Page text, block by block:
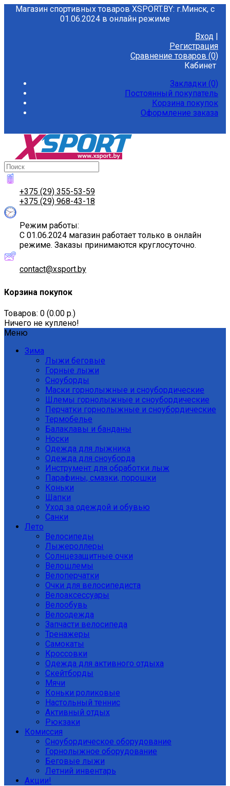
Магазин спортивных товаров XSPORT.BY: г.Минск, с
01.06.2024 в онлайн режиме
Вход |
Регистрация
Сравнение товаров (0)
Кабинет
Закладки (0)
Постоянный покупатель
Корзина покупок
Оформление заказа
+375 (29) 355-53-59
+375 (29) 968-43-18
Режим работы:
С 01.06.2024 магазин работает только в онлайн
режиме. Заказы принимаются круглосуточно.
contact@xsport.by
Корзина покупок
Товаров: 0 (0.00 р.)
Ничего не куплено!
Меню
Зима
Лыжи беговые
Горные лыжи
Сноуборды
Маски горнолыжные и сноубордические
Шлемы горнолыжные и сноубордические
Перчатки горнолыжные и сноубордические
Термобелье
Балаклавы и банданы
Носки
Одежда для лыжника
Одежда для сноуборда
Инструмент для обработки лыж
Парафины, смазки, порошки
Коньки
Шапки
Уход за одеждой и обувью
Санки
Лето
Велосипеды
Лыжероллеры
Солнцезащитные очки
Велошлемы
Велоперчатки
Очки для велосипедиста
Велоаксессуары
Велообувь
Велоодежда
Запчасти велосипеда
Тренажеры
Самокаты
Кроссовки
Одежда для активного отдыха
Скейтборды
Мячи
Коньки роликовые
Настольный теннис
Активный отдых
Рюкзаки
Комиссия
Сноубордическое оборудование
Горнолыжное оборудование
Беговые лыжи
Летний инвентарь
Акции!